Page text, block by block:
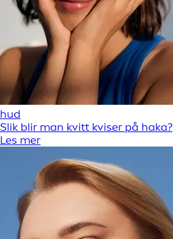
hud
Slik blir man kvitt kviser på haka?
Les mer